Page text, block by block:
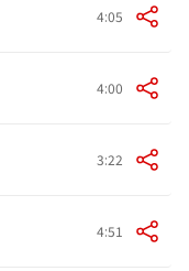
4:05
4:00
3:22
4:51